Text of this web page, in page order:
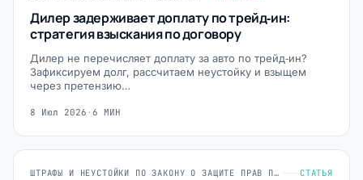
Дилер задерживает доплату по трейд‑ин:
стратегия взыскания по договору
Дилер не перечисляет доплату за авто по трейд‑ин?
Зафиксируем долг, рассчитаем неустойку и взыщем
через претензию…
8 Июл 2026 · 6 МИН
ШТРАФЫ И НЕУСТОЙКИ ПО ЗАКОНУ О ЗАЩИТЕ ПРАВ ПОТРЕБИТЕЛЕЙ СТАТЬЯ